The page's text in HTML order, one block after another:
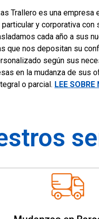
Trallero es una empresa
particular y corporativa con
cada año a sus
que nos depositan su
según sus
en la mudanza de sus
o parcial. LEE